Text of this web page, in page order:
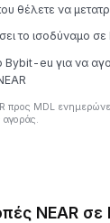
θέλετε να
το ισοδύναμο σε
Bybit-eu για να
προς MDL
NEAR σε